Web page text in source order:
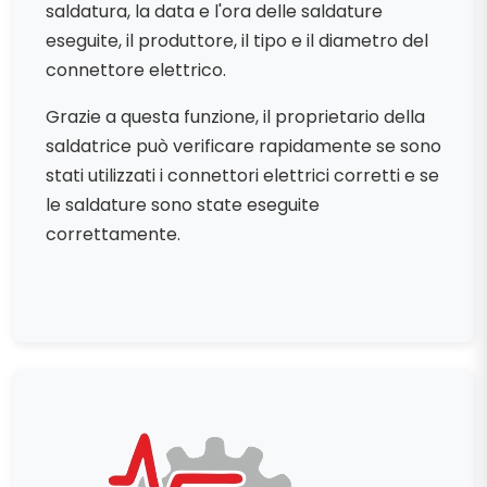
saldatura, la data e l'ora delle saldature
eseguite, il produttore, il tipo e il diametro del
connettore elettrico.
Grazie a questa funzione, il proprietario della
saldatrice può verificare rapidamente se sono
stati utilizzati i connettori elettrici corretti e se
le saldature sono state eseguite
correttamente.